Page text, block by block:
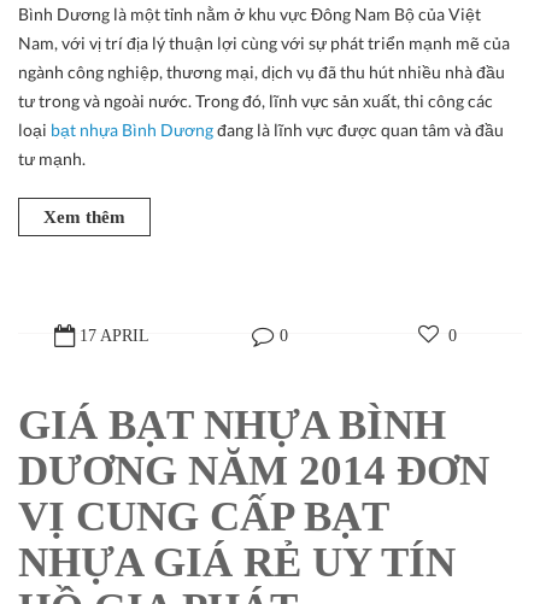
Bình Dương là một tỉnh nằm ở khu vực Đông Nam Bộ của Việt
Nam, với vị trí địa lý thuận lợi cùng với sự phát triển mạnh mẽ của
ngành công nghiệp, thương mại, dịch vụ đã thu hút nhiều nhà đầu
tư trong và ngoài nước. Trong đó, lĩnh vực sản xuất, thi công các
loại bạt nhựa Bình Dươngđang là lĩnh vực được quan tâm và đầu
tư mạnh.
Xem thêm
17 APRIL 0 0
GIÁ BẠT NHỰA BÌNH
DƯƠNG NĂM 2014 ĐƠN
VỊ CUNG CẤP BẠT
NHỰA GIÁ RẺ UY TÍN